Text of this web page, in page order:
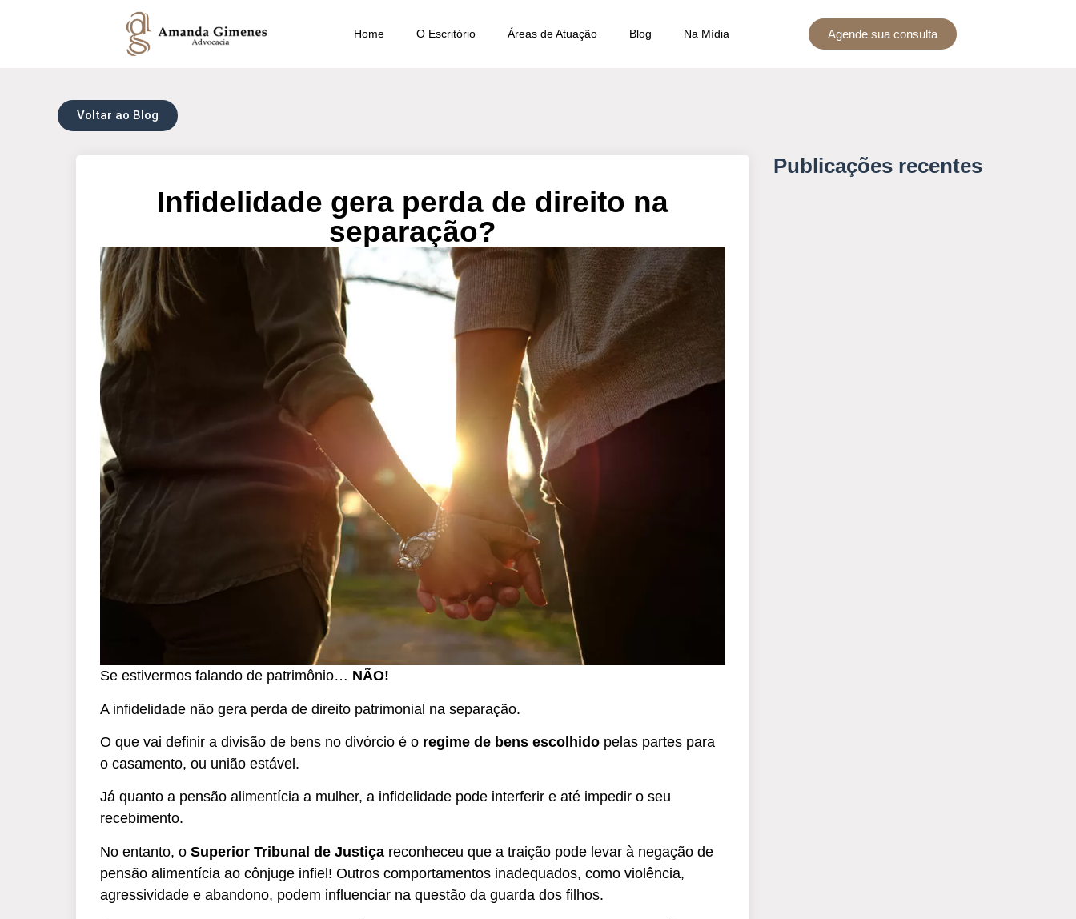
Home O Escritório Áreas de Atuação Blog Na Mídia Agende sua consulta
Voltar ao Blog
Publicações recentes
Infidelidade gera perda de direito na
separação?
Se estivermos falando de patrimônio… NÃO!
A infidelidade não gera perda de direito patrimonial na separação.
O que vai definir a divisão de bens no divórcio é o regime de bens escolhidopelas partes para
o casamento, ou união estável.
Já quanto a pensão alimentícia a mulher, a infidelidade pode interferir e até impedir o seu
recebimento.
No entanto, o Superior Tribunal de Justiçareconheceu que a traição pode levar à negação de
pensão alimentícia ao cônjuge infiel! Outros comportamentos inadequados, como violência,
agressividade e abandono, podem influenciar na questão da guarda dos filhos.